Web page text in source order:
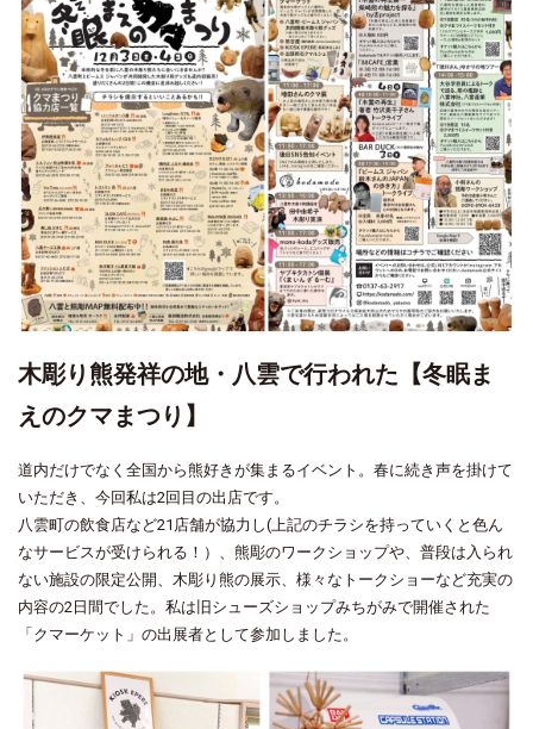
木彫り熊発祥の地・八雲で行われた【冬眠ま
えのクマまつり】
道内だけでなく全国から熊好きが集まるイベント。春に続き声を掛けて
いただき、今回私は2回目の出店です。
八雲町の飲食店など21店舗が協力し(上記のチラシを持っていくと色ん
なサービスが受けられる！）、熊彫のワークショップや、普段は入られ
ない施設の限定公開、木彫り熊の展示、様々なトークショーなど充実の
内容の2日間でした。私は旧シューズショップみちがみで開催された
「クマーケット」の出展者として参加しました。